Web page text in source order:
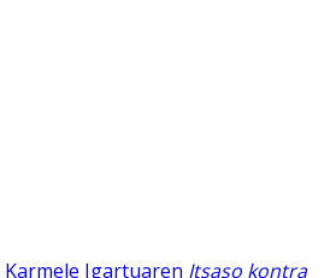
Karmele Igartuaren Itsaso kontra